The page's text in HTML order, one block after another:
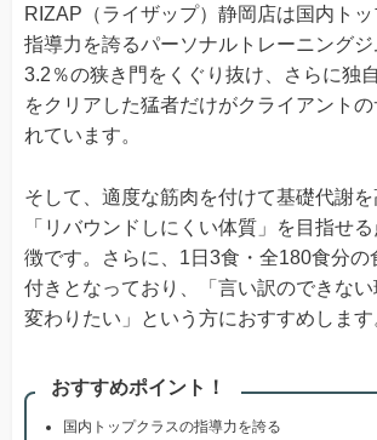
RIZAP（ライザップ）静岡店は国内ト
指導力を誇るパーソナルトレーニング
3.2％の狭き門をくぐり抜け、さらに独
をクリアした猛者だけがクライアント
れています。
そして、適度な筋肉を付けて基礎代謝
「リバウンドしにくい体質」を目指せ
徴です。さらに、1日3食・全180食分の
付きとなっており、「言い訳のできな
変わりたい」という方におすすめします
おすすめポイント！
国内トップクラスの指導力を誇る